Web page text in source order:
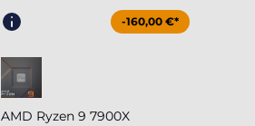
-160,00 €*
AMD Ryzen 9 7900X